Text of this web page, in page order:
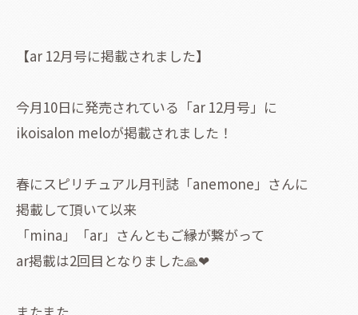
【ar 12月号に掲載されました】
今月10日に発売されている「ar 12月号」に
ikoisalon meloが掲載されました！
春にスピリチュアル月刊誌「anemone」さんに
掲載して頂いて以来
「mina」「ar」さんともご縁が繋がって
ar掲載は2回目となりました🙏❤